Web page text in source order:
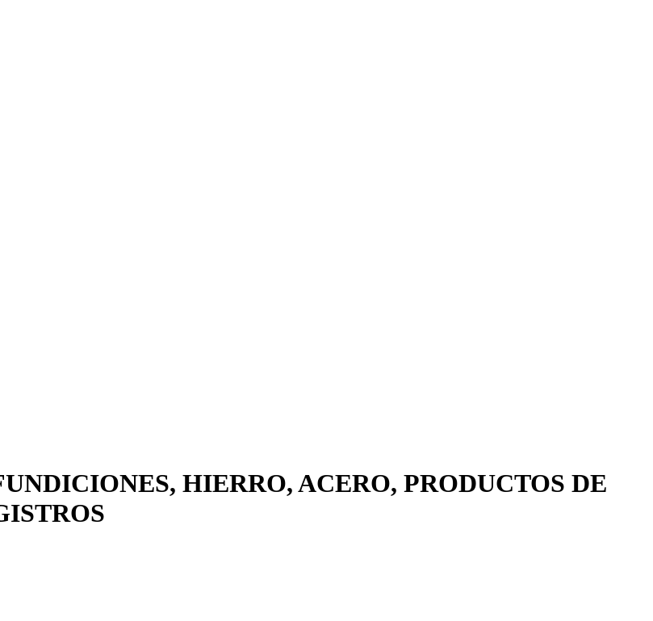
HIERRO, ACERO, PRODUCTOS DE